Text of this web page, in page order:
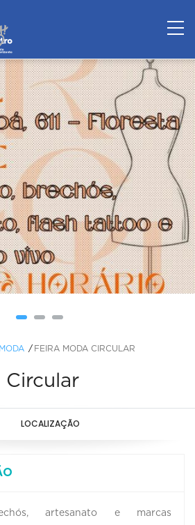
MODA FEIRA MODA CIRCULAR
Circular
LOCALIZAÇÃO
artesanato e marcas